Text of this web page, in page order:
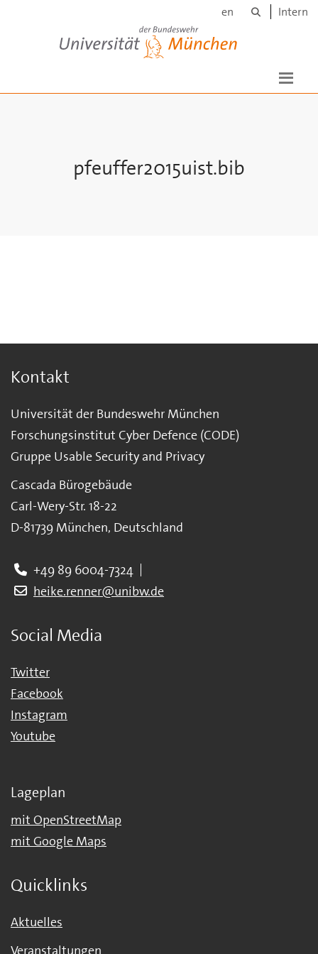
en Intern
pfeuffer2015uist.bib
Kontakt
Universität der Bundeswehr München
Forschungsinstitut Cyber Defence (CODE)
Gruppe Usable Security and Privacy
Cascada Bürogebäude
Carl-Wery-Str. 18-22
D-81739 München, Deutschland
+49 89 6004-7324
heike.renner@unibw.de
Social Media
Twitter
Facebook
Instagram
Youtube
Lageplan
mit OpenStreetMap
mit Google Maps
Quicklinks
Aktuelles
Veranstaltungen